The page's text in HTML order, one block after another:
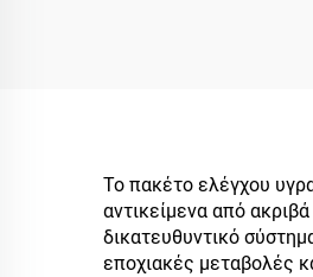
Το πακέτο ελέγχου
αντικείμενα από
δικατευθυντικό
εποχιακές μεταβολές